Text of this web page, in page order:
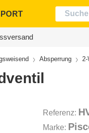
Absperrung 2-
Referenz:
Marke: